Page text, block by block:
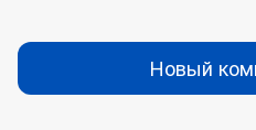
Новый